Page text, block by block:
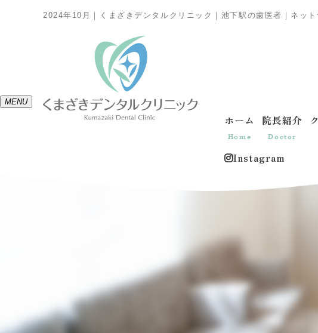
2024年10月｜くまざきデンタルクリニック｜池下駅の歯医者｜ネッ
MENU
ホーム
Home
院長紹介
Doctor
Instagram